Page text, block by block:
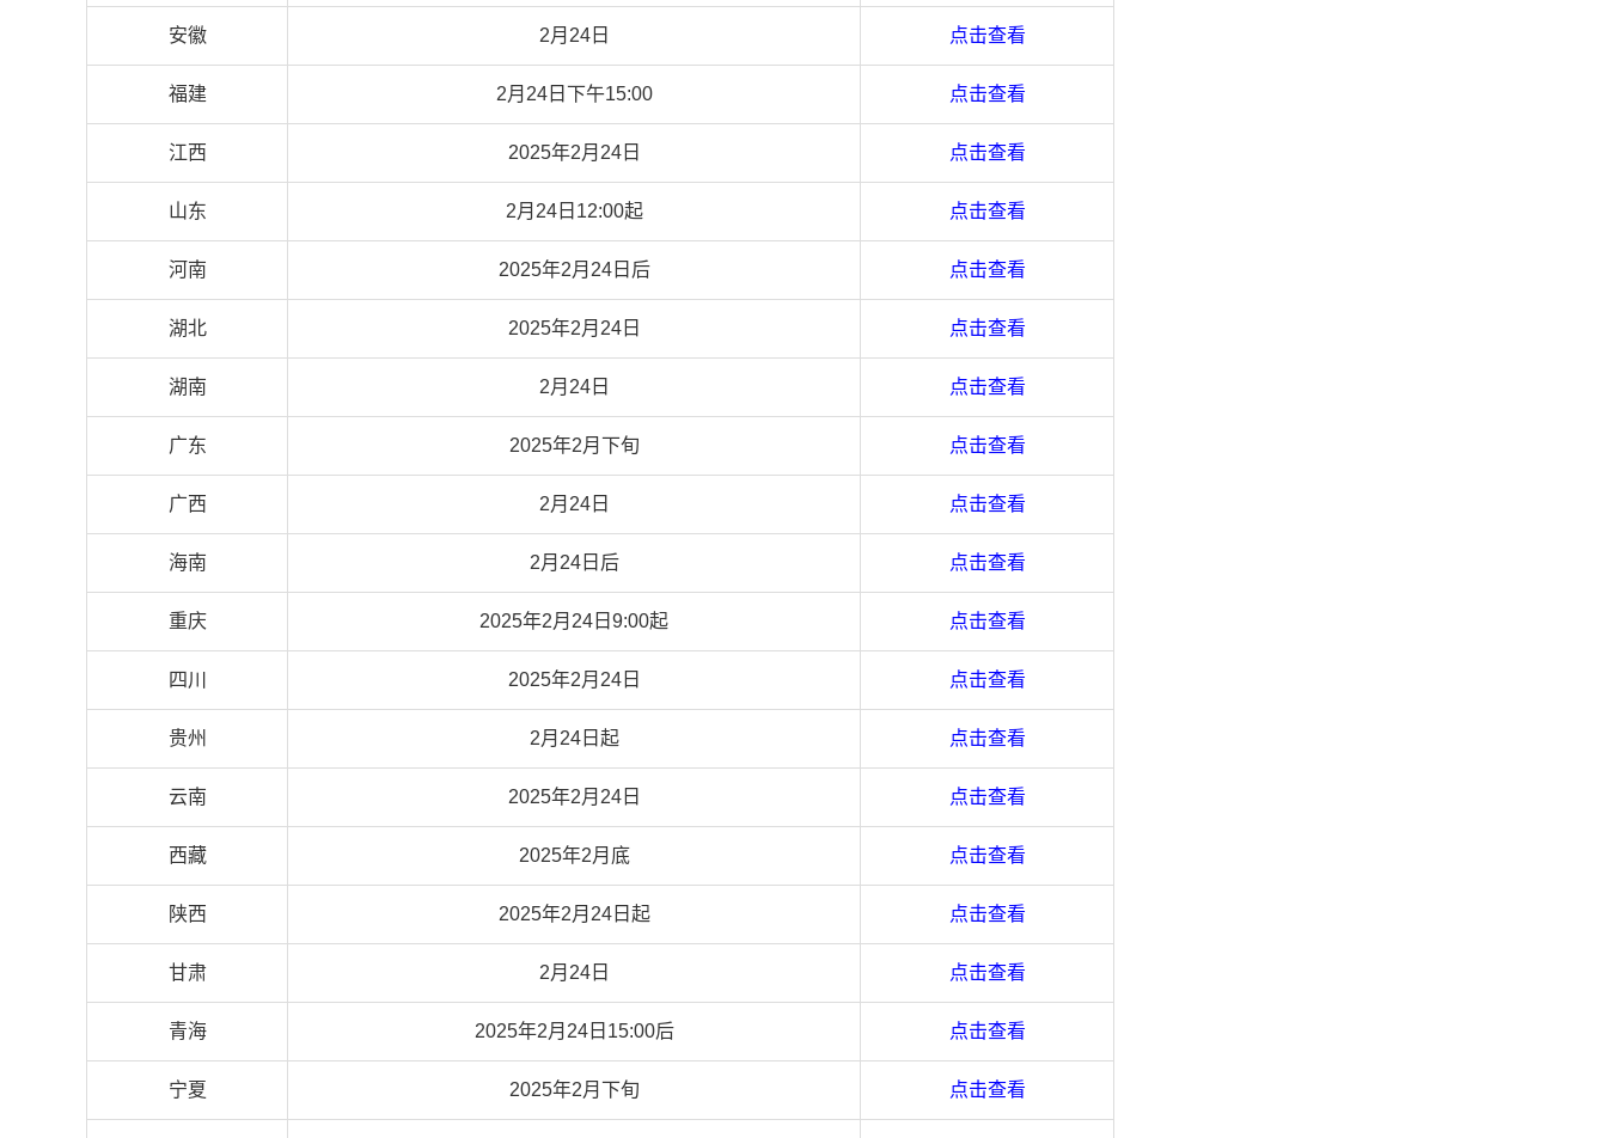
安徽 2月24日 点击查看
福建 2月24日下午15:00 点击查看
江西 2025年2月24日 点击查看
山东 2月24日12:00起 点击查看
河南 2025年2月24日后 点击查看
湖北 2025年2月24日 点击查看
湖南 2月24日 点击查看
广东 2025年2月下旬 点击查看
广西 2月24日 点击查看
海南 2月24日后 点击查看
重庆 2025年2月24日9:00起 点击查看
四川 2025年2月24日 点击查看
贵州 2月24日起 点击查看
云南 2025年2月24日 点击查看
西藏 2025年2月底 点击查看
陕西 2025年2月24日起 点击查看
甘肃 2月24日 点击查看
青海 2025年2月24日15:00后 点击查看
宁夏 2025年2月下旬 点击查看